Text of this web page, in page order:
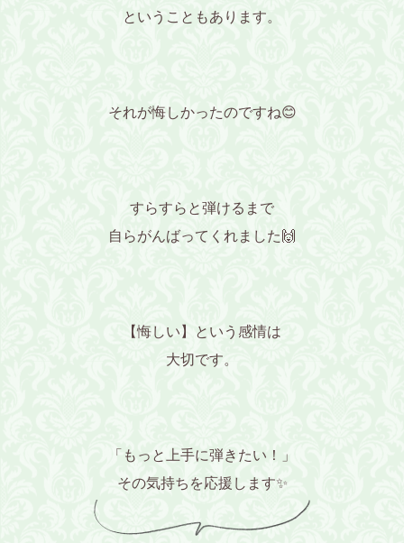
ということもあります。
それが悔しかったのですね😊
すらすらと弾けるまで
自らがんばってくれました🙌
【悔しい】という感情は
大切です。
「もっと上手に弾きたい！」
その気持ちを応援します✨